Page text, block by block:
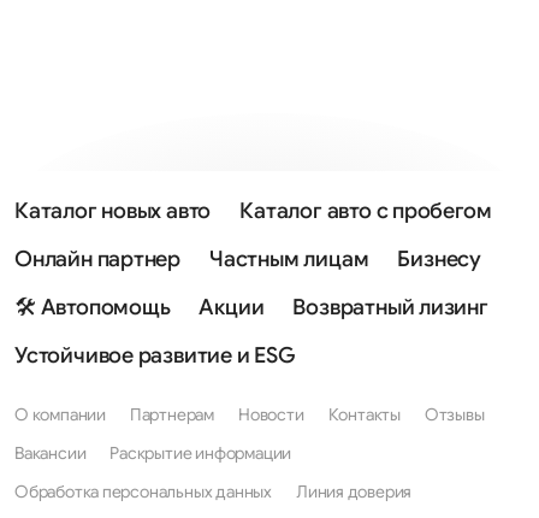
Каталог новых авто
Каталог авто с пробегом
Онлайн партнер
Частным лицам
Бизнесу
🛠 Автопомощь
Акции
Возвратный лизинг
Устойчивое развитие и ESG
О компании Партнерам Новости Контакты
Отзывы
Вакансии
Раскрытие информации
Обработка персональных данных
Линия доверия